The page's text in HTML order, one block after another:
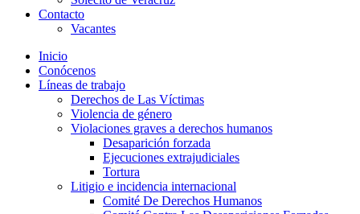
Contacto
Vacantes
Inicio
Conócenos
Líneas de trabajo
Derechos de Las Víctimas
Violencia de género
Violaciones graves a derechos humanos
Desaparición forzada​
Ejecuciones extrajudiciales
Tortura
Litigio e incidencia internacional
Comité De Derechos Humanos​